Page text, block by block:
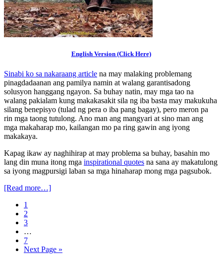
English Version (Click Here)
Sinabi ko sa nakaraang article na may malaking problemang
pinagdadaanan ang pamilya namin at walang garantisadong
solusyon hanggang ngayon. Sa buhay natin, may mga tao na
walang pakialam kung makakasakit sila ng iba basta may makukuha
silang benepisyo (tulad ng pera o iba pang bagay), pero meron pa
rin mga taong tutulong. Ano man ang mangyari at sino man ang
mga makaharap mo, kailangan mo pa ring gawin ang iyong
makakaya.
Kapag ikaw ay naghihirap at may problema sa buhay, basahin mo
lang din muna itong mga inspirational quotes na sana ay makatulong
sa iyong magpursigi laban sa mga hinaharap mong mga pagsubok.
[Read more…]
1
2
3
…
7
Next Page »